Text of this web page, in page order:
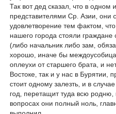
Так вот дед сказал, что в одном
представителями Ср. Азии, они
удовлетворение тем фактом,
нашего города стояли граждане
(либо начальник либо зам,
хорошо, иначе бы
оплеухи от старшего брата, и
Востоке, так и у нас в Бурятии,
стоит одному залезть, и в
год, перетащит туда всю родню,
вопросах они полный ноль,